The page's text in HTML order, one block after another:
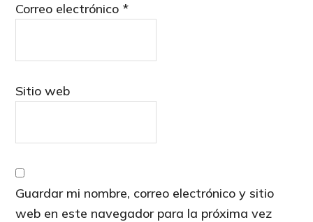
Correo electrónico *
Sitio web
Guardar mi nombre, correo electrónico y sitio
web en este navegador para la próxima vez